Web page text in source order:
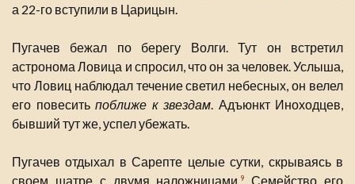
а 22-го вступили в Царицын.
Пугачев бежал по берегу Волги. Тут он встретил
астронома Ловица и спросил, что он за человек. Услыша,
что Ловиц наблюдал течение светил небесных, он велел
его повесить поближе к звездам. Адъюнкт Иноходцев,
бывший тут же, успел убежать.
Пугачев отдыхал в Сарепте целые сутки, скрываясь в
своем шатре с двумя наложницами.9
Семейство его